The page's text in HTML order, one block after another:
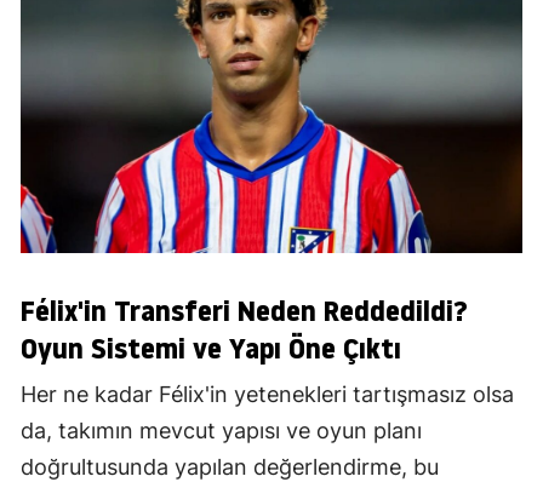
Félix'in Transferi Neden Reddedildi?
Oyun Sistemi ve Yapı Öne Çıktı
Her ne kadar Félix'in yetenekleri tartışmasız olsa
da, takımın mevcut yapısı ve oyun planı
doğrultusunda yapılan değerlendirme, bu